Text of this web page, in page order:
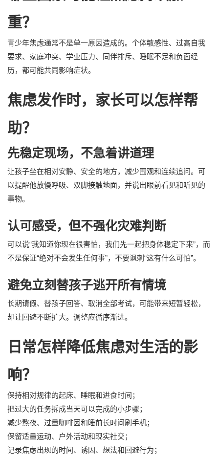
重？
青少年焦虑通常不是单一原因造成的。个体敏感性、过高自我
要求、家庭冲突、学业压力、同伴排斥、睡眠不足和负面经
历，都可能共同影响症状。
焦虑发作时，家长可以怎样帮
助？
先稳定现场，不急着讲道理
让孩子坐在相对安静、安全的地方，减少围观和连续追问。可
以提醒他放慢呼吸、双脚接触地面，并说出眼前看见和听见的
事物。
认可感受，但不强化灾难判断
可以说“我知道你现在很害怕，我们先一起把身体稳定下来”，而
不是保证“绝对不会发生任何事”，不要讽刺“这有什么可怕”。
避免立刻替孩子逃开所有情境
长期请假、替孩子回答、取消全部考试，可能带来短暂轻松，
却让回避不断扩大。调整应循序渐进。
日常怎样降低焦虑对生活的影
响？
保持相对规律的起床、睡眠和进食时间；
把过大的任务拆成当天可以完成的小步骤；
减少熬夜、过量咖啡因和睡前长时间刷手机；
保留适量运动、户外活动和现实社交；
记录焦虑出现的时间、诱因、想法和回避行为；